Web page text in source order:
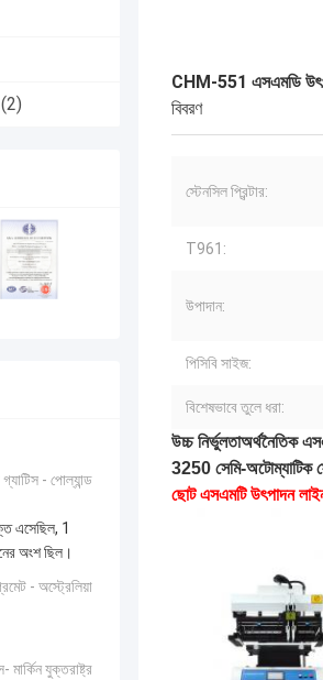
(2)
- পোল্যান্ড
এসেছিল, 1
অংশ ছিল।
- অস্ট্রেলিয়া
যুক্তরাষ্ট্র
CHM-551 এসএমডি
বিবরণ
স্টেনসিল প্রিন্টার:
T961:
উপাদান:
পিসিবি সাইজ:
বিশেষভাবে তুলে ধরা:
উচ্চ নির্ভুলতাঅর্থনৈতিক
3250 সেমি-অটোম্যাটিক
ছোট এসএমটি উৎপাদন